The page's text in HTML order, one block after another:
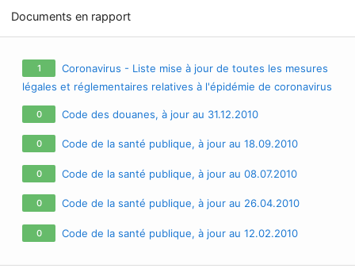
Documents en rapport
1
Coronavirus - Liste mise à jour de toutes les mesures
légales et réglementaires relatives à l'épidémie de coronavirus
/ covid-19 / sars-cov-2
0 Code des douanes, à jour au 31.12.2010
0 Code de la santé publique, à jour au 18.09.2010
0 Code de la santé publique, à jour au 08.07.2010
0 Code de la santé publique, à jour au 26.04.2010
0 Code de la santé publique, à jour au 12.02.2010